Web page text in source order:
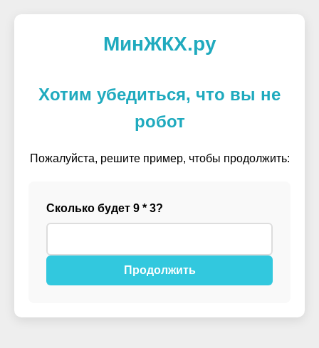
МинЖКХ.ру
Хотим убедиться, что вы не
робот
Пожалуйста, решите пример, чтобы продолжить:
Сколько будет 9 * 3?
Продолжить